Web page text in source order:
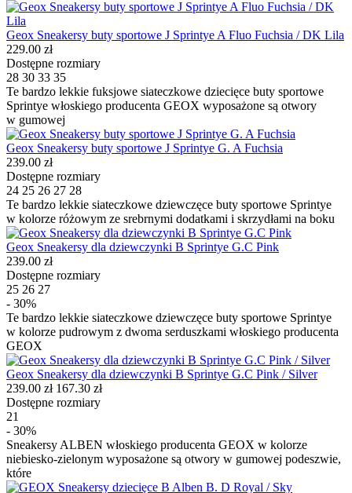
Geox Sneakersy buty sportowe J Sprintye A Fluo Fuchsia / DK Lila
229.00 zł
Dostępne rozmiary
28 30 33 35
Te bardzo lekkie fuksjowe siateczkowe dziecięce buty sportowe
Sprintye włoskiego producenta GEOX wyposażone są otwory
w gumowej
Geox Sneakersy buty sportowe J Sprintye G. A Fuchsia
239.00 zł
Dostępne rozmiary
24 25 26 27 28
Te bardzo lekkie siateczkowe dziewczęce buty sportowe Sprintye
w kolorze różowym ze srebrnymi dodatkami i skrzydłami na boku
Geox Sneakersy dla dziewczynki B Sprintye G.C Pink
239.00 zł
Dostępne rozmiary
25 26 27
- 30%
Te bardzo lekkie siateczkowe dziewczęce buty sportowe Sprintye
w kolorze pudrowym z dwoma serduszkami włoskiego producenta
GEOX
Geox Sneakersy dla dziewczynki B Sprintye G.C Pink / Silver
239.00 zł 167.30 zł
Dostępne rozmiary
21
- 30%
Sneakersy ALBEN włoskiego producenta GEOX w kolorze
niebiesko-zielonym wyposażone są otwory w gumowej podeszwie,
które